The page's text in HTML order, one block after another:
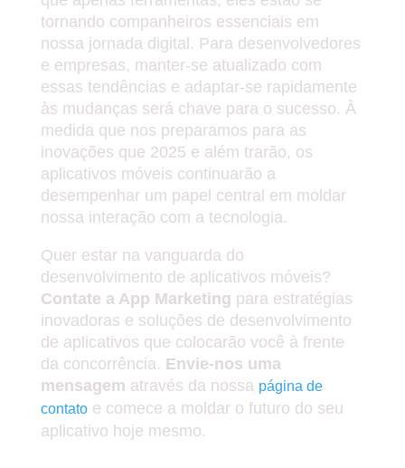
tornando companheiros essenciais em
nossa jornada digital. Para desenvolvedores
e empresas, manter-se atualizado com
essas tendências e adaptar-se rapidamente
às mudanças será chave para o sucesso. À
medida que nos preparamos para as
inovações que 2025 e além trarão, os
aplicativos móveis continuarão a
desempenhar um papel central em moldar
nossa interação com a tecnologia.
Quer estar na vanguarda do
desenvolvimento de aplicativos móveis?
Contate a App Marketing para estratégias
inovadoras e soluções de desenvolvimento
de aplicativos que colocarão você à frente
da concorrência. Envie-nos uma
mensagem através da nossa página de
contatoe comece a moldar o futuro do seu
aplicativo hoje mesmo.